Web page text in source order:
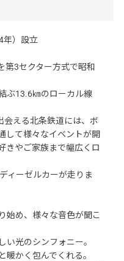
年）設立
第3セクター方式で昭和
ぶ13.6㎞のローカル線
会える北条鉄道には、ボ
して様々なイベントが開
きやご家族まで幅広くロ
ィーゼルカーが走りま
始め、様々な音色が聞こ
い光のシンフォニー。
暖かく包んでくれる。